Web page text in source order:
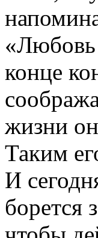
«Любовь
конце
жизни он
Таким
И
борется